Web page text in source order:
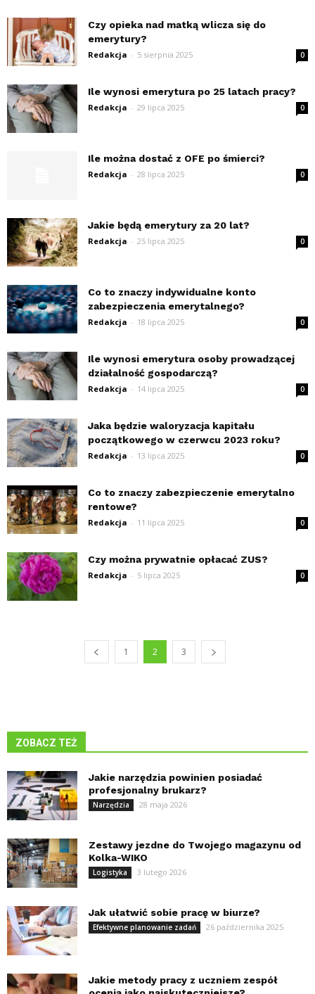
Czy opieka nad matką wlicza się do
emerytury?
Redakcja - 5 sierpnia 2025 0
Ile wynosi emerytura po 25 latach pracy?
Redakcja - 29 lipca 2025 0
Ile można dostać z OFE po śmierci?
Redakcja - 28 lipca 2025 0
Jakie będą emerytury za 20 lat?
Redakcja - 25 lipca 2025 0
Co to znaczy indywidualne konto
zabezpieczenia emerytalnego?
Redakcja - 18 lipca 2025 0
Ile wynosi emerytura osoby prowadzącej
działalność gospodarczą?
Redakcja - 14 lipca 2025 0
Jaka będzie waloryzacja kapitału
początkowego w czerwcu 2023 roku?
Redakcja - 13 lipca 2025 0
Co to znaczy zabezpieczenie emerytalno
rentowe?
Redakcja - 11 lipca 2025 0
Czy można prywatnie opłacać ZUS?
Redakcja - 5 lipca 2025 0
1 2 3
ZOBACZ TEŻ
Jakie narzędzia powinien posiadać
profesjonalny brukarz?
Narzędzia 28 maja 2026
Zestawy jezdne do Twojego magazynu od
Kolka-WIKO
Logistyka 3 lutego 2026
Jak ułatwić sobie pracę w biurze?
Efektywne planowanie zadań 26 października 2025
Jakie metody pracy z uczniem zespół